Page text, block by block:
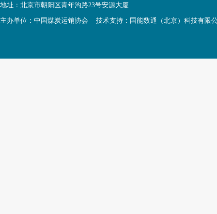
地址：北京市朝阳区青年沟路23号安源大厦
主办单位：中国煤炭运销协会 技术支持：国能数通（北京）科技有